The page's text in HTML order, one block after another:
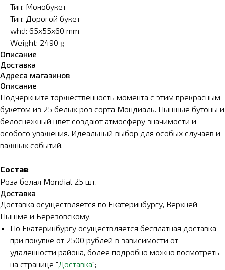
Тип: Монобукет
Тип: Дорогой букет
whd: 65x55x60 mm
Weight: 2490 g
Описание
Доставка
Адреса магазинов
Описание
Подчеркните торжественность момента с этим прекрасным
букетом из 25 белых роз сорта Мондиаль. Пышные бутоны и
белоснежный цвет создают атмосферу значимости и
особого уважения. Идеальный выбор для особых случаев и
важных событий.
Состав:
Роза белая Mondial 25 шт.
Доставка
Доставка осуществляется по Екатеринбургу, Верхней
Пышме и Березовскому.
По Екатеринбургу осуществляется бесплатная доставка
при покупке от 2500 рублей в зависимости от
удаленности района, более подробно можно посмотреть
на странице "Доставка";